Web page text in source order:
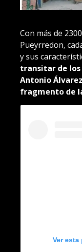
Con más de
Pueyrredon,
y sus
transitar de los
Antonio
fragmento de
Ver